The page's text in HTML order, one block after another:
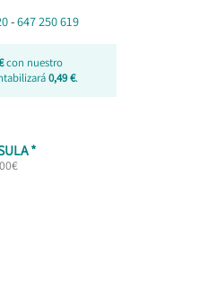
-647 250 619
con nuestro
0,49 €.
*